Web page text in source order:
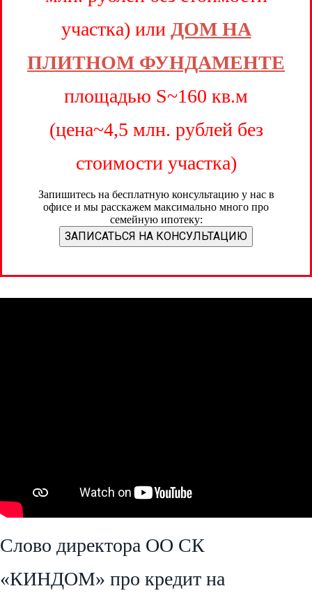
участка) или ДОМ НА
ПЛИТНОМ ФУНДАМЕНТЕ
площадью S~160 кв.м
(цена~4,5 млн. рублей без
стоимости участка)
Запишитесь на бесплатную консультацию у нас в
офисе и мы расскажем максимально много про
семейную ипотеку:
Слово директора ОО СК
«КИНДОМ» про кредит на